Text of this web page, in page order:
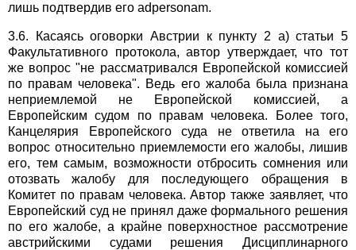
лишь подтвердив его adpersonam.
3.6. Касаясь оговорки Австрии к пункту 2 а) статьи 5
Факультативного протокола, автор утверждает, что тот
же вопрос "не рассматривался Европейской комиссией
по правам человека". Ведь его жалоба была признана
неприемлемой не Европейской комиссией, а
Европейским судом по правам человека. Более того,
Канцелярия Европейского суда не ответила на его
вопрос относительно приемлемости его жалобы, лишив
его, тем самым, возможности отбросить сомнения или
отозвать жалобу для последующего обращения в
Комитет по правам человека. Автор также заявляет, что
Европейский суд не принял даже формального решения
по его жалобе, а крайне поверхностное рассмотрение
австрийскими судами решения Дисциплинарного